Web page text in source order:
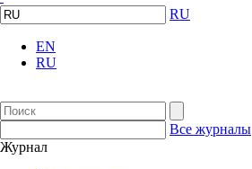
RU
EN
RU
Все журналы
Журнал